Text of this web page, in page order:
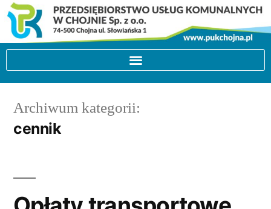
Archiwum kategorii:
cennik